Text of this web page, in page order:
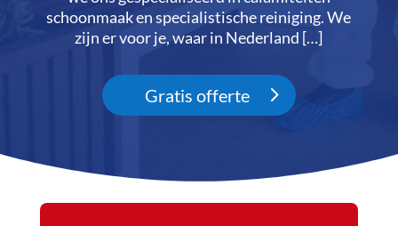
schoonmaak en specialistische reiniging.​ We
zijn er voor je, waar in Nederland […]
Gratis offerte